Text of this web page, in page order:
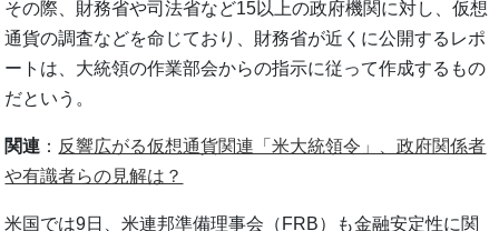
その際、財務省や司法省など15以上の政府機関に対し、仮想
通貨の調査などを命じており、財務省が近くに公開するレポ
ートは、大統領の作業部会からの指示に従って作成するもの
だという。
関連 ： 反響広がる仮想通貨関連「米大統領令」、政府関係者
や有識者らの見解は？
米国では9日、米連邦準備理事会（FRB）も金融安定性に関